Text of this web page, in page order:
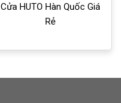
Cửa HUTO Hàn Quốc Giá
Rẻ